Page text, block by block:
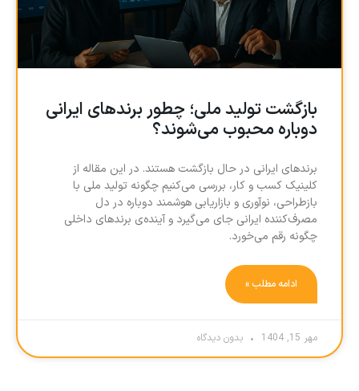
بازگشت تولید ملی؛ چطور برندهای ایرانی
دوباره محبوب می‌شوند؟
برندهای ایرانی در حال بازگشت هستند. در این مقاله از
کلینیک کسب و کار، بررسی می‌کنیم چگونه تولید ملی با
بازطراحی، نوآوری و بازاریابی هوشمند دوباره در دل
مصرف‌کننده ایرانی جای می‌گیرد و آینده‌ی برندهای داخلی
چگونه رقم می‌خورد.
ادامه مطلب »
مهر 15, 1404 بدون دیدگاه